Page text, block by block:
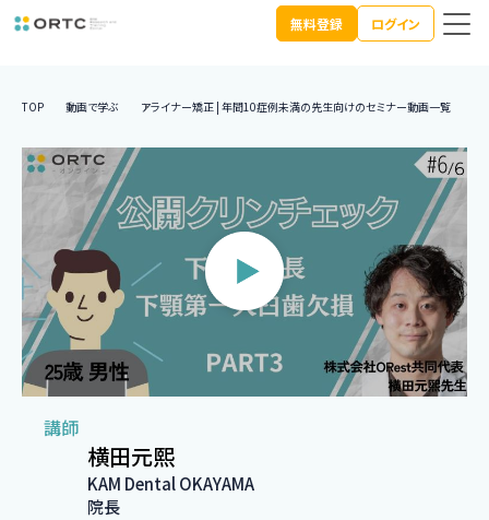
無料登録 ログイン
TOP 動画で学ぶ アライナー矯正 | 年間10症例未満の先生向けのセミナー動画一覧
講師
横田元熙
KAM Dental OKAYAMA
院長